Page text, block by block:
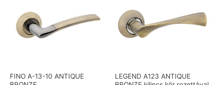
FINO A-13-10 ANTIQUE
LEGEND A123 ANTIQUE